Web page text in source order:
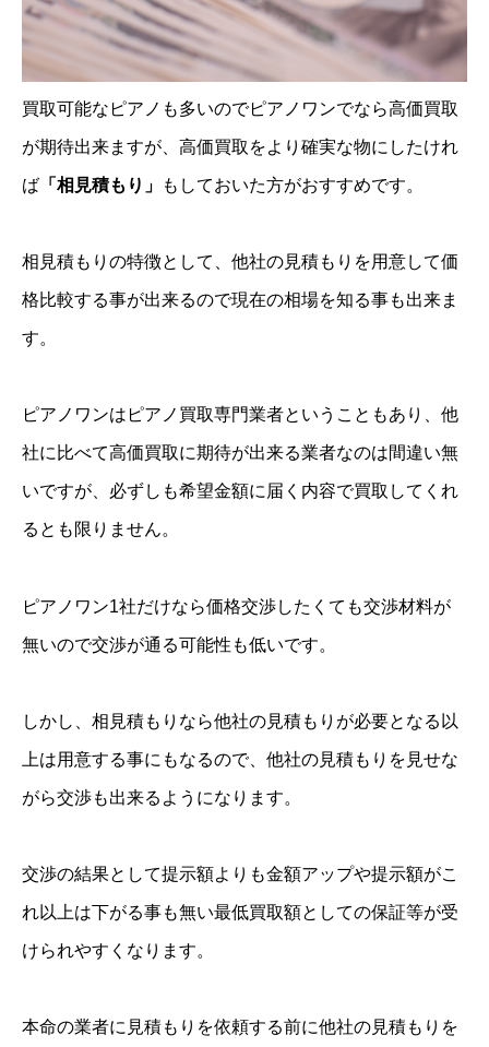
買取可能なピアノも多いのでピアノワンでなら高価買取
が期待出来ますが、高価買取をより確実な物にしたけれ
ば 「相見積もり」 もしておいた方がおすすめです。
相見積もりの特徴として、他社の見積もりを用意して価
格比較する事が出来るので現在の相場を知る事も出来ま
す。
ピアノワンはピアノ買取専門業者ということもあり、他
社に比べて高価買取に期待が出来る業者なのは間違い無
いですが、必ずしも希望金額に届く内容で買取してくれ
るとも限りません。
ピアノワン1社だけなら価格交渉したくても交渉材料が
無いので交渉が通る可能性も低いです。
しかし、相見積もりなら他社の見積もりが必要となる以
上は用意する事にもなるので、他社の見積もりを見せな
がら交渉も出来るようになります。
交渉の結果として提示額よりも金額アップや提示額がこ
れ以上は下がる事も無い最低買取額としての保証等が受
けられやすくなります。
本命の業者に見積もりを依頼する前に他社の見積もりを